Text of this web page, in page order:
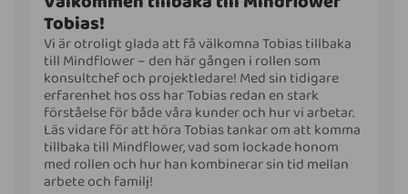
Tobias!
Vi är otroligt glada att få välkomna Tobias tillbaka
till Mindflower – den här gången i rollen som
konsultchef och projektledare! Med sin tidigare
erfarenhet hos oss har Tobias redan en stark
förståelse för både våra kunder och hur vi arbetar.
Läs vidare för att höra Tobias tankar om att komma
tillbaka till Mindflower, vad som lockade honom
med rollen och hur han kombinerar sin tid mellan
arbete och familj!